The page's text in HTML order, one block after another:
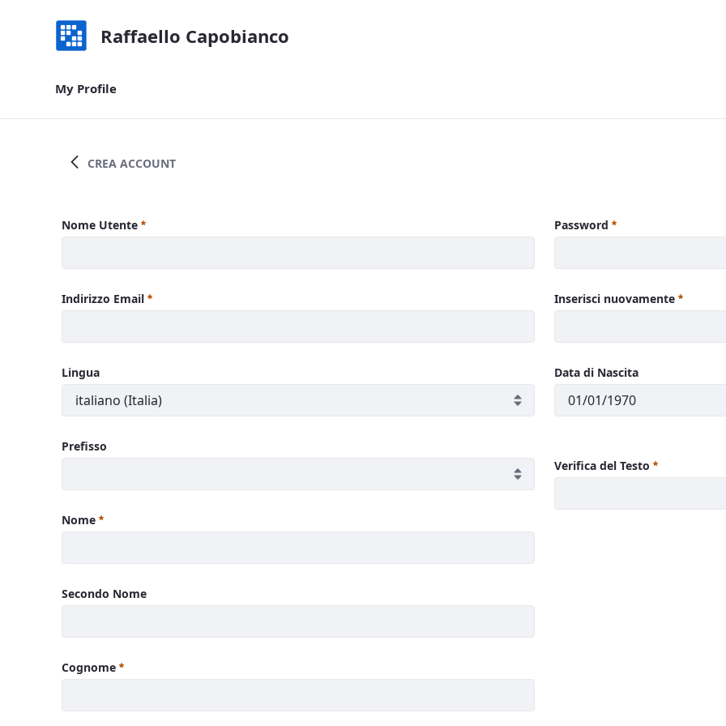
Raffaello Capobianco
My Profile
My Profile - Raffaello Capobianco
CREA ACCOUNT
Nome Utente
Indirizzo Email
Lingua
Prefisso
Nome
Secondo Nome
Cognome
Password
Inserisci nuovamente
Data di Nascita
Verifica del Testo